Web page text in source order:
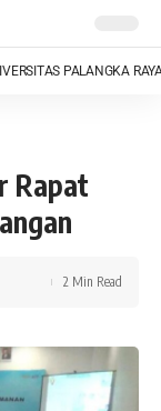
PALANGKA
Rapat
2 Min Read